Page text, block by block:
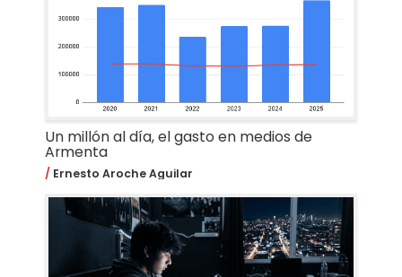
Un millón al día, el gasto en medios de
Armenta
Ernesto Aroche Aguilar